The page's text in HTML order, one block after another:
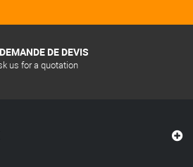
DEMANDE DE DEVIS
us for a quotation